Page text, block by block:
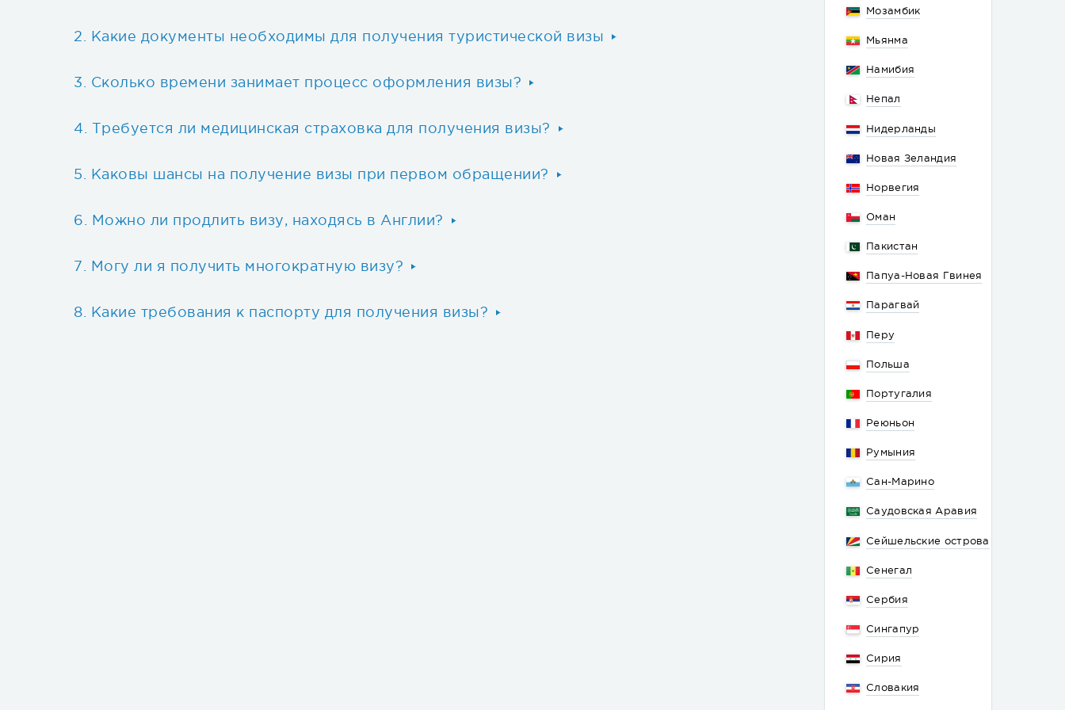
Какие документы необходимы для получения туристической визы
Сколько времени занимает процесс оформления визы?
Требуется ли медицинская страховка для получения визы?
Каковы шансы на получение визы при первом обращении?
Можно ли продлить визу, находясь в Англии?
Могу ли я получить многократную визу?
Какие требования к паспорту для получения визы?
Мозамбик
Мьянма
Намибия
Непал
Нидерланды
Новая Зеландия
Норвегия
Оман
Пакистан
Папуа-Новая Гвинея
Парагвай
Перу
Польша
Португалия
Реюньон
Румыния
Сан-Марино
Саудовская Аравия
Сейшельские острова
Сенегал
Сербия
Сингапур
Сирия
Словакия